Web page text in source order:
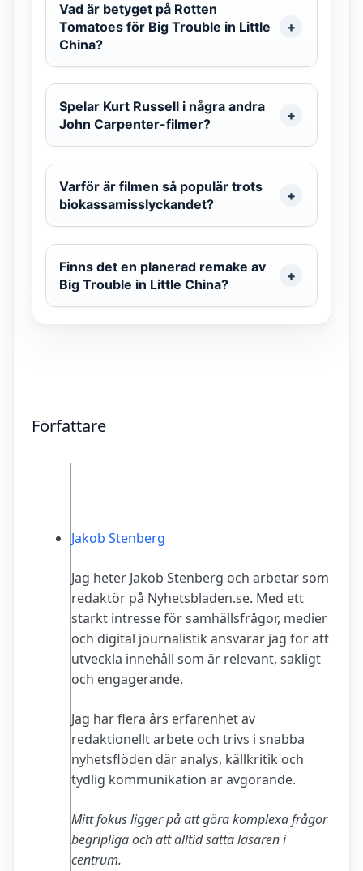
Vad är betyget på Rotten
Tomatoes för Big Trouble in Little
China?
Spelar Kurt Russell i några andra
John Carpenter-filmer?
Varför är filmen så populär trots
biokassamisslyckandet?
Finns det en planerad remake av
Big Trouble in Little China?
Författare
Jakob Stenberg
Jag heter Jakob Stenberg och arbetar som
redaktör på Nyhetsbladen.se. Med ett
starkt intresse för samhällsfrågor, medier
och digital journalistik ansvarar jag för att
utveckla innehåll som är relevant, sakligt
och engagerande.
Jag har flera års erfarenhet av
redaktionellt arbete och trivs i snabba
nyhetsflöden där analys, källkritik och
tydlig kommunikation är avgörande.
Mitt fokus ligger på att göra komplexa frågor
begripliga och att alltid sätta läsaren i
centrum.